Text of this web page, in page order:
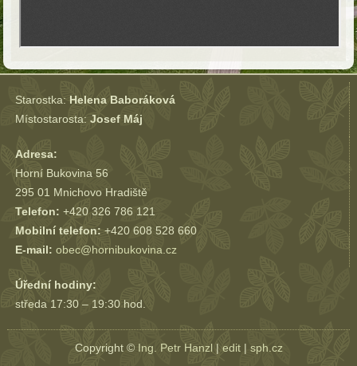
Starostka: Helena Baboráková
Místostarosta: Josef Máj
Adresa:
Horní Bukovina 56
295 01 Mnichovo Hradiště
Telefon: +420 326 786 121
Mobilní telefon: +420 608 528 660
E-mail: obec@hornibukovina.cz
Úřední hodiny:
středa 17:30 – 19:30 hod.
Copyright © Ing. Petr Hanzl | edit| sph.cz